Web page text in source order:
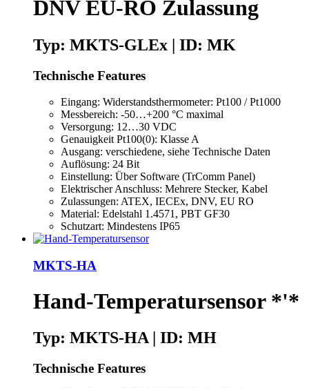
DNV EU-RO Zulassung
Typ: MKTS-GLEx | ID: MK
Technische Features
Eingang: Widerstandsthermometer: Pt100 / Pt1000
Messbereich: -50…+200 °C maximal
Versorgung: 12…30 VDC
Genauigkeit Pt100(0): Klasse A
Ausgang: verschiedene, siehe Technische Daten
Auflösung: 24 Bit
Einstellung: Über Software (TrComm Panel)
Elektrischer Anschluss: Mehrere Stecker, Kabel
Zulassungen: ATEX, IECEx, DNV, EU RO
Material: Edelstahl 1.4571, PBT GF30
Schutzart: Mindestens IP65
MKTS-HA
Hand-Temperatursensor *'*
Typ: MKTS-HA | ID: MH
Technische Features